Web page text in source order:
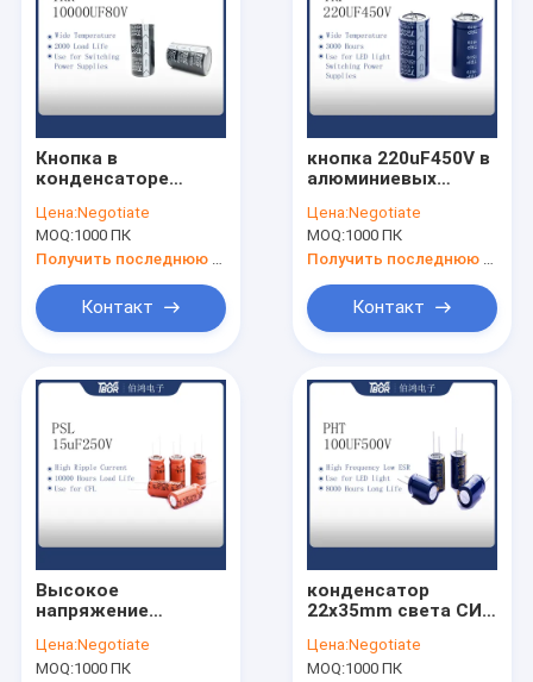
Главная страница
Продукция
О Компании
Наша фабрика
контроль качества
Новости
Алюминиевый электролитический конденсатор
Радиальный электролитический конденсатор
Конденсатор света СИД
Конденсатор UPS
Конденсатор инвертора
Кнопка в
конденсаторе
35X70MM
электропитания UPS
переключая
Цена:Negotiate
MOQ:1000 ПК
Контакт
кнопка 220uF450V в
алюминиевых
конденсаторах
Цена:Negotiate
MOQ:1000 ПК
Контакт
Высокое
напряжение
конденсатора PSL
100uF 450V
Цена:Negotiate
MOQ:1000 ПК
конденсатор
22x35mm света СИД
Цена:Negotiate
MOQ:1000 ПК